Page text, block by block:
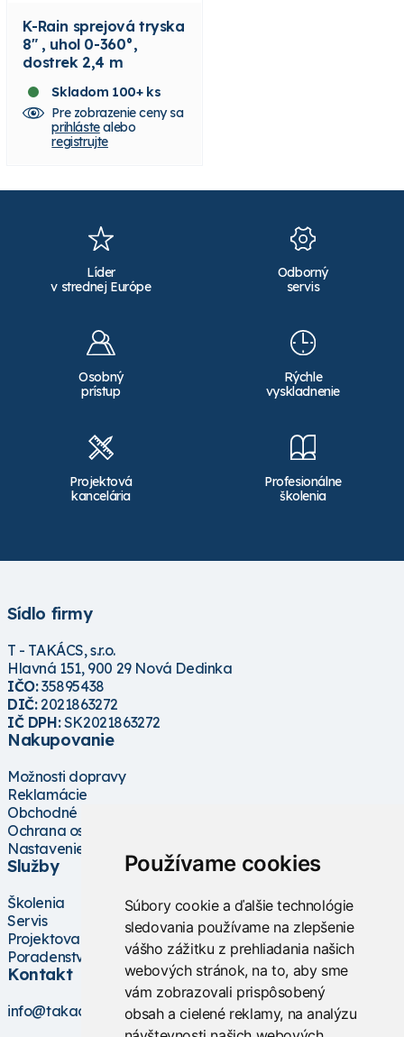
Používame cookies
Súbory cookie a ďalšie technológie
sledovania používame na zlepšenie
vášho zážitku z prehliadania našich
webových stránok, na to, aby sme
vám zobrazovali prispôsobený
obsah a cielené reklamy, na analýzu
K-Rain sprejová tryska
8" , uhol 0-360°,
dostrek 2,4 m
Skladom 100+ ks
Pre zobrazenie ceny sa
prihlástealebo
registrujte
Líder
v strednej Európe
Odborný
servis
Osobný
prístup
Rýchle
vyskladnenie
Projektová
kancelária
Profesionálne
školenia
Sídlo firmy
T - TAKÁCS, s.r.o.
Hlavná 151, 900 29 Nová Dedinka
IČO:35895438
DIČ:2021863272
IČ DPH:SK2021863272
Nakupovanie
Možnosti dopravy
Reklamácie
Obchodné podmienky
Ochrana osobných údajov
Nastavenie cookies
Služby
Školenia
Servis
Projektovanie
Poradenstvo
Kontakt
info@takacs.sk